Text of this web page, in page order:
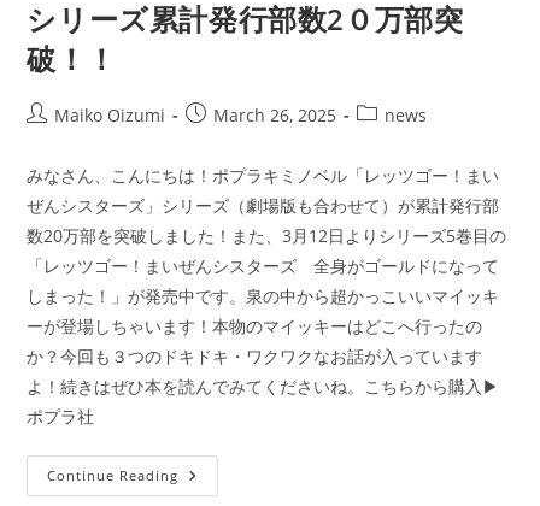
シリーズ累計発行部数2０万部突
破！！
PostMaiko Oizumi
PostMarch 26, 2025
Postnews
みなさん、こんにちは！ポプラキミノベル「レッツゴー！まい
ぜんシスターズ」シリーズ（劇場版も合わせて）が累計発行部
数20万部を突破しました！また、3月12日よりシリーズ5巻目の
「レッツゴー！まいぜんシスターズ 全身がゴールドになって
しまった！」が発売中です。泉の中から超かっこいいマイッキ
ーが登場しちゃいます！本物のマイッキーはどこへ行ったの
か？今回も３つのドキドキ・ワクワクなお話が入っています
よ！続きはぜひ本を読んでみてくださいね。こちらから購入▶
ポプラ社
Continue Reading シ
リ